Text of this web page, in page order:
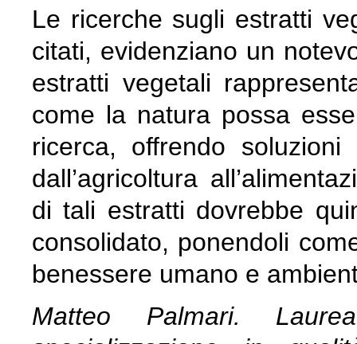
Le ricerche sugli estratti
citati, evidenziano un
estratti vegetali
come la natura possa
ricerca, offrendo
dall’agricoltura
di tali estratti dovrebbe
consolidato, ponendoli
benessere umano e
Matteo Palmari.